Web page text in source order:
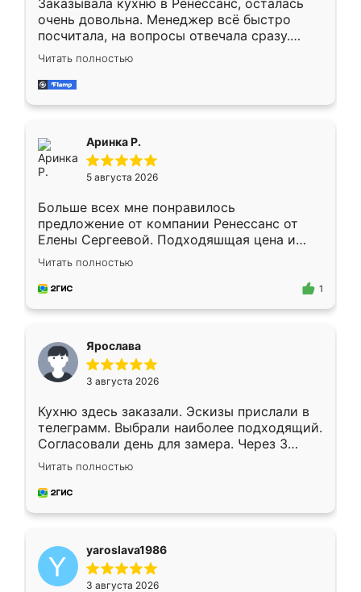
Заказывала кухню в Ренессанс, осталась
очень довольна. Менеджер всё быстро
посчитала, на вопросы отвечала сразу.
Замерщик приехал в субботу, подошёл к
делу со всей ответственностью. Собрали
за день, ребята работали аккуратно, даже
Читать полностью
Аринка Р.
5 августа 2026
Больше всех мне понравилось
предложение от компании Ренессанс от
Елены Сергеевой. Подходяшщая цена и
короткие сроки изготовления. Приехавший
для замера сотрудник Владислав
предложил по моему эскизу самый
Читать полностью
1
Ярослава
3 августа 2026
Кухню здесь заказали. Эскизы прислали в
телеграмм. Выбрали наиболее подходящий.
Согласовали день для замера. Через 3
недели кухня была уже готова. Остались
довольны работой. Спасибо Ренессанс
мебель за качественную работу!
Читать полностью
yaroslava1986
3 августа 2026